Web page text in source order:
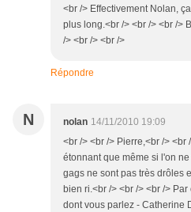
<br /> Effectivement Nolan,
plus long.<br /> <br /> <br />
/> <br /> <br />
Répondre
N nolan 14/11/2010 19:09
<br /> <br /> Pierre,<br /> <br
étonnant que même si l'on
gags ne sont pas très drôles
bien ri.<br /> <br /> <br />
dont vous parlez - Catherine